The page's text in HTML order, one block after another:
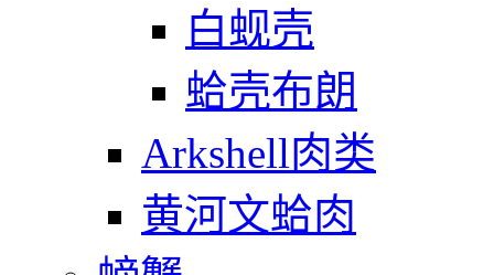
白蚬壳
蛤壳布朗
Arkshell肉类
黄河文蛤肉